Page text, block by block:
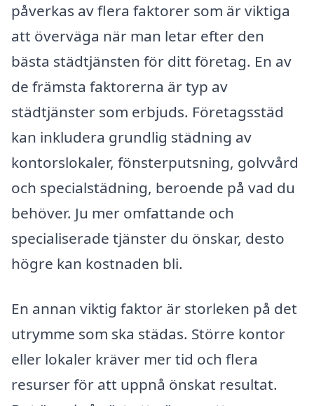
påverkas av flera faktorer som är viktiga
att överväga när man letar efter den
bästa städtjänsten för ditt företag. En av
de främsta faktorerna är typ av
städtjänster som erbjuds. Företagsstäd
kan inkludera grundlig städning av
kontorslokaler, fönsterputsning, golvvård
och specialstädning, beroende på vad du
behöver. Ju mer omfattande och
specialiserade tjänster du önskar, desto
högre kan kostnaden bli.
En annan viktig faktor är storleken på det
utrymme som ska städas. Större kontor
eller lokaler kräver mer tid och flera
resurser för att uppnå önskat resultat.